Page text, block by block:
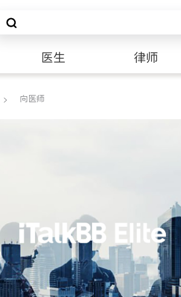
医生 律师
向医师